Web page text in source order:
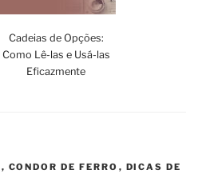
Cadeias de Opções:
Como Lê-las e Usá-las
Eficazmente
, CONDOR DE FERRO , DICAS DE